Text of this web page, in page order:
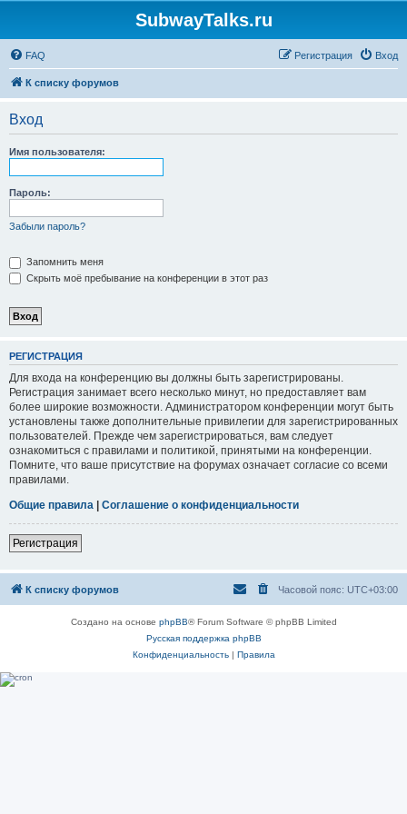
SubwayTalks.ru
FAQ Вход
Регистрация
К списку форумов
Вход
Имя пользователя:
Пароль:
Забыли пароль?
Запомнить меня
Скрыть моё пребывание на конференции в этот раз
РЕГИСТРАЦИЯ
Для входа на конференцию вы должны быть зарегистрированы.
Регистрация занимает всего несколько минут, но предоставляет вам
более широкие возможности. Администратором конференции могут быть
установлены также дополнительные привилегии для зарегистрированных
пользователей. Прежде чем зарегистрироваться, вам следует
ознакомиться с правилами и политикой, принятыми на конференции.
Помните, что ваше присутствие на форумах означает согласие со всеми
правилами.
Общие правила | Соглашение о конфиденциальности
Регистрация
К списку форумов Часовой пояс: UTC+03:00
Создано на основе phpBB® Forum Software © phpBB Limited
Русская поддержка phpBB
Конфиденциальность| Правила